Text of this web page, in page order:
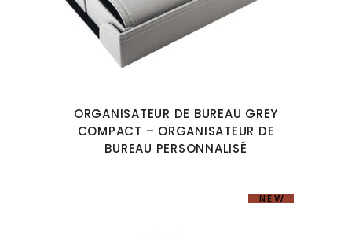
ORGANISATEUR DE BUREAU GREY
COMPACT – ORGANISATEUR DE
BUREAU PERSONNALISÉ
NEW